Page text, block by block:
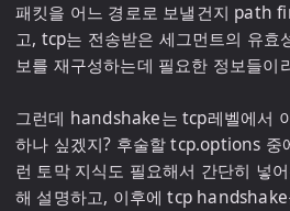
패킷을 어느 경로로 보낼건지 path
고, tcp는 전송받은 세그먼트의 유효
보를 재구성하는데 필요한 정보들이
그런데 handshake는 tcp레벨에서
하나 싶겠지? 후술할 tcp.options 중
런 토막 지식도 필요해서 간단히 넣
해 설명하고, 이후에 tcp handshake